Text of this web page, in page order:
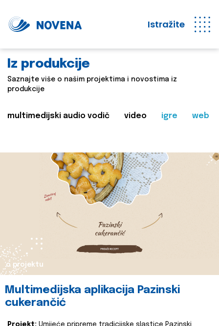
Istražite
Iz produkcije
Saznajte više o našim projektima i novostima iz
produkcije
multimedijski audio vodič video igre web
o projektu
Multimedijska aplikacija Pazinski
cukerančić
Projekt: Umijeće pripreme tradicijske slastice Pazinski